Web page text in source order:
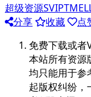
超级资源
分享
收藏 点
免费下载或者
本站所有资源
均只能用于参
起版权纠纷，